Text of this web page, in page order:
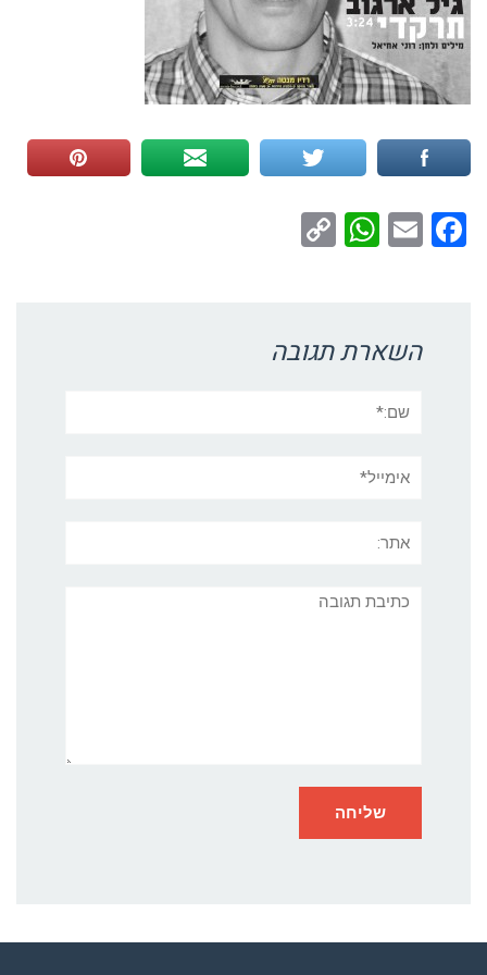
Facebook
Email
WhatsApp
השארת תגובה
תגובה